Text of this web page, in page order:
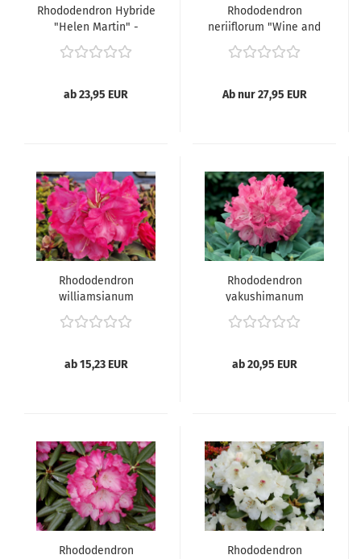
Rhododendron Hybride
"Helen Martin" -
(Rhododendron "Helen
Martin"),
ab 23,95 EUR
Rhododendron
neriiflorum "Wine and
Roses" -
(Rhododendron "Wine
Ab nur 27,95 EUR
Rhododendron
williamsianum
"Gartendirektor
Glocker" -
"Gartendirektor
ab 15,23 EUR
Rhododendron
yakushimanum
"Anuschka" -
(Rhododendron
ab 20,95 EUR
Rhododendron
Rhododendron